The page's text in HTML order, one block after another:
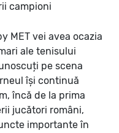
campioni
MET vei avea ocazia
ale tenisului
pe scena
își continuă
încă de la prima
jucători români,
importante în